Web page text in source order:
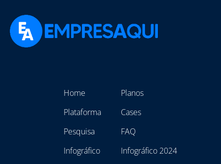
Home
Plataforma
Pesquisa
Infográfico
Planos
Cases
FAQ
Infográfico 2024